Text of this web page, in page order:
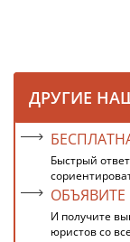
ДРУГИЕ
Быстрый
И получите
юристов со